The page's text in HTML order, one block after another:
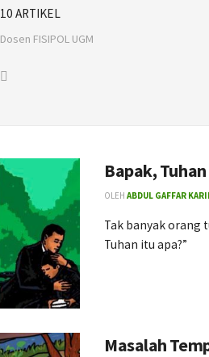
10 ARTIKEL
Dosen FISIPOL UGM
Bapak,
OLEH ABDUL GAFFAR
Tak banyak orang
Tuhan itu apa?”
Masalah